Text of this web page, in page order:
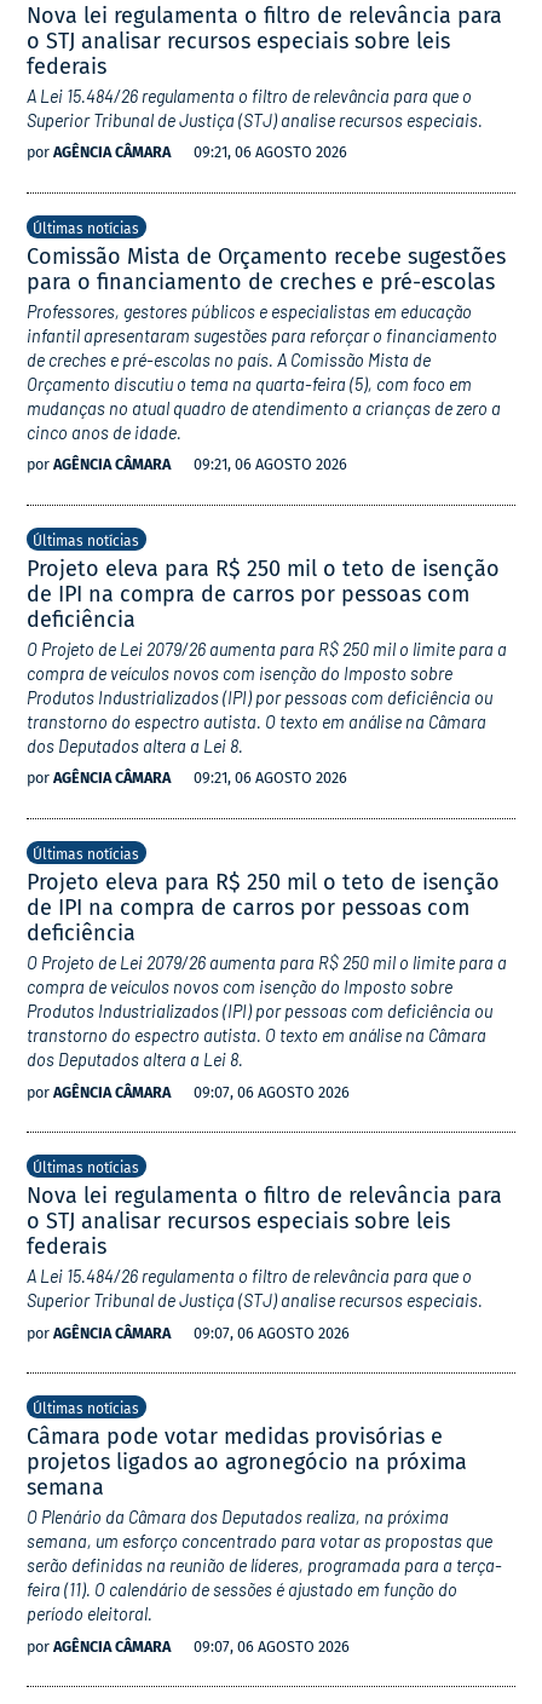
Nova lei regulamenta o filtro de relevância para
o STJ analisar recursos especiais sobre leis
federais
A Lei 15.484/26 regulamenta o filtro de relevância para que o
Superior Tribunal de Justiça (STJ) analise recursos especiais.
por AGÊNCIA CÂMARA 09:21, 06 AGOSTO 2026
Últimas notícias
Comissão Mista de Orçamento recebe sugestões
para o financiamento de creches e pré-escolas
Professores, gestores públicos e especialistas em educação
infantil apresentaram sugestões para reforçar o financiamento
de creches e pré-escolas no país. A Comissão Mista de
Orçamento discutiu o tema na quarta-feira (5), com foco em
mudanças no atual quadro de atendimento a crianças de zero a
cinco anos de idade.
por AGÊNCIA CÂMARA 09:21, 06 AGOSTO 2026
Últimas notícias
Projeto eleva para R$ 250 mil o teto de isenção
de IPI na compra de carros por pessoas com
deficiência
O Projeto de Lei 2079/26 aumenta para R$ 250 mil o limite para a
compra de veículos novos com isenção do Imposto sobre
Produtos Industrializados (IPI) por pessoas com deficiência ou
transtorno do espectro autista. O texto em análise na Câmara
dos Deputados altera a Lei 8.
por AGÊNCIA CÂMARA 09:21, 06 AGOSTO 2026
Últimas notícias
Projeto eleva para R$ 250 mil o teto de isenção
de IPI na compra de carros por pessoas com
deficiência
O Projeto de Lei 2079/26 aumenta para R$ 250 mil o limite para a
compra de veículos novos com isenção do Imposto sobre
Produtos Industrializados (IPI) por pessoas com deficiência ou
transtorno do espectro autista. O texto em análise na Câmara
dos Deputados altera a Lei 8.
por AGÊNCIA CÂMARA 09:07, 06 AGOSTO 2026
Últimas notícias
Nova lei regulamenta o filtro de relevância para
o STJ analisar recursos especiais sobre leis
federais
A Lei 15.484/26 regulamenta o filtro de relevância para que o
Superior Tribunal de Justiça (STJ) analise recursos especiais.
por AGÊNCIA CÂMARA 09:07, 06 AGOSTO 2026
Últimas notícias
Câmara pode votar medidas provisórias e
projetos ligados ao agronegócio na próxima
semana
O Plenário da Câmara dos Deputados realiza, na próxima
semana, um esforço concentrado para votar as propostas que
serão definidas na reunião de líderes, programada para a terça-
feira (11). O calendário de sessões é ajustado em função do
período eleitoral.
por AGÊNCIA CÂMARA 09:07, 06 AGOSTO 2026